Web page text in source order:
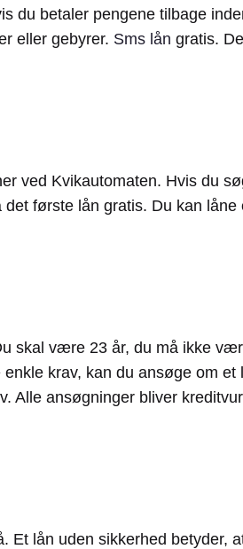
du betaler pengene tilbage
eller gebyrer. Sms lån gratis.
ved Kvikautomaten. Hvis du
første lån gratis. Du kan låne
skal være 23 år, du må ikke
krav, kan du ansøge om et
Alle ansøgninger bliver
lån uden sikkerhed betyder,